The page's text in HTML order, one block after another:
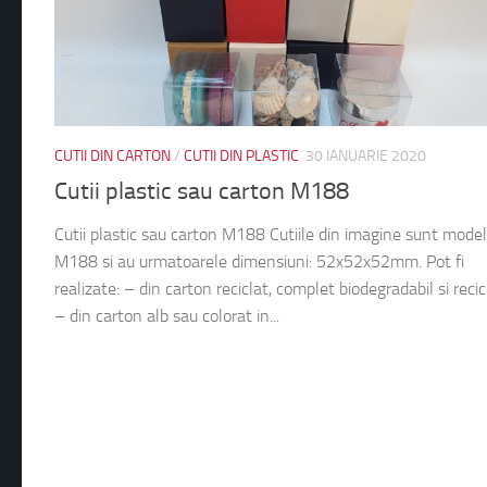
CUTII DIN CARTON/ CUTII DIN PLASTIC 30 IANUARIE 2020
Cutii plastic sau carton M188
Cutii plastic sau carton M188 Cutiile din imagine sunt model
M188 si au urmatoarele dimensiuni: 52x52x52mm. Pot fi
realizate: – din carton reciclat, complet biodegradabil si
– din carton alb sau colorat in...